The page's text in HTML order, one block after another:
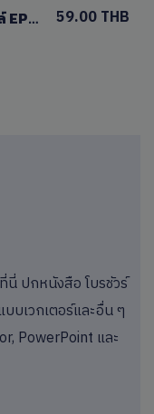
หน้าปกสีส้มแบบเรียบง่าย มินิมอล ไฟล์ EPS(vector) A4 แก้ไขง่าย 59.00 THB
ปกหนังสือ โบรชัวร์
บเวกเตอร์และอื่น ๆ
PowerPoint และ